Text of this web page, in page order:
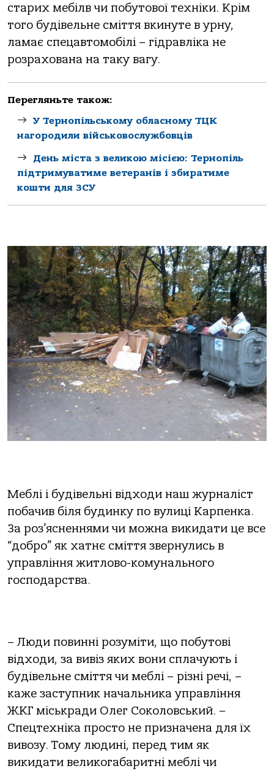
старих мебілв чи побутової техніки. Крім
того будівельне сміття вкинуте в урну,
ламає спецавтомобілі – гідравліка не
розрахована на таку вагу.
Перегляньте також:
У Тернопільському обласному ТЦК
нагородили військовослужбовців
День міста з великою місією: Тернопіль
підтримуватиме ветеранів і збиратиме
кошти для ЗСУ
Меблі і будівельні відходи наш журналіст
побачив біля будинку по вулиці Карпенка.
За роз’ясненнями чи можна викидати це все
“добро” як хатнє сміття звернулись в
управління житлово-комунального
господарства.
– Люди повинні розуміти, що побутові
відходи, за вивіз яких вони сплачують і
будівельне сміття чи меблі – різні речі, –
каже заступник начальника управління
ЖКГ міськради Олег Соколовський. –
Спецтехніка просто не призначена для їх
вивозу. Тому людині, перед тим як
викидати великогабаритні меблі чи